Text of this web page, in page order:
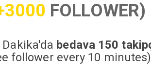
FOLLOWER)
Dakika'da bedava 150
follower every 10 minutes)